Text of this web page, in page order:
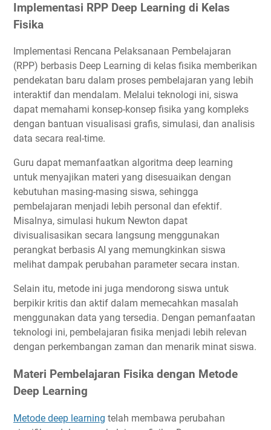
Implementasi RPP Deep Learning di Kelas
Fisika
Implementasi Rencana Pelaksanaan Pembelajaran
(RPP) berbasis Deep Learning di kelas fisika memberikan
pendekatan baru dalam proses pembelajaran yang lebih
interaktif dan mendalam. Melalui teknologi ini, siswa
dapat memahami konsep-konsep fisika yang kompleks
dengan bantuan visualisasi grafis, simulasi, dan analisis
data secara real-time.
Guru dapat memanfaatkan algoritma deep learning
untuk menyajikan materi yang disesuaikan dengan
kebutuhan masing-masing siswa, sehingga
pembelajaran menjadi lebih personal dan efektif.
Misalnya, simulasi hukum Newton dapat
divisualisasikan secara langsung menggunakan
perangkat berbasis AI yang memungkinkan siswa
melihat dampak perubahan parameter secara instan.
Selain itu, metode ini juga mendorong siswa untuk
berpikir kritis dan aktif dalam memecahkan masalah
menggunakan data yang tersedia. Dengan pemanfaatan
teknologi ini, pembelajaran fisika menjadi lebih relevan
dengan perkembangan zaman dan menarik minat siswa.
Materi Pembelajaran Fisika dengan Metode
Deep Learning
Metode deep learning telah membawa perubahan